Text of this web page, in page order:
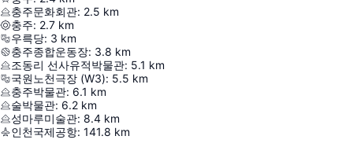
충주문화회관: 2.5 km
충주: 2.7 km
우륵당: 3 km
충주종합운동장: 3.8 km
조동리 선사유적박물관: 5.1 km
국원노천극장 (W3): 5.5 km
충주박물관: 6.1 km
술박물관: 6.2 km
성마루미술관: 8.4 km
인천국제공항: 141.8 km